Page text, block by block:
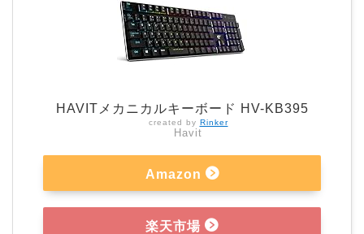
HAVITメカニカルキーボード HV-KB395
created by Rinker
Havit
Amazon
楽天市場